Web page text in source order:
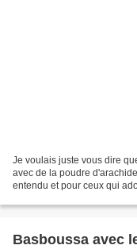
Je voulais juste vous dire
avec de la poudre
entendu et pour ceux qui
Basboussa avec